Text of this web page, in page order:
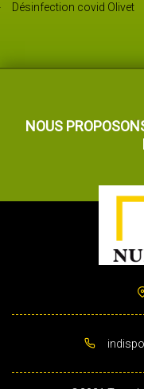
Désinfection covid Olivet
NOUS